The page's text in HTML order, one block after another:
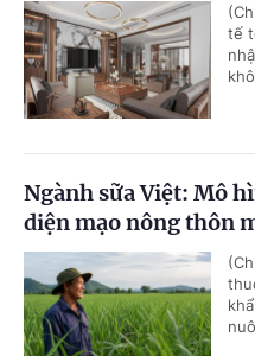
tế
Ngành sữa Việt: Mô
diện mạo nông thôn